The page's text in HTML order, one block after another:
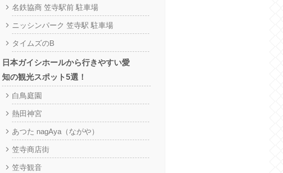
名鉄協商 笠寺駅前 駐車場
ニッシンパーク 笠寺駅 駐車場
タイムズのB
日本ガイシホールから行きやすい愛
知の観光スポット5選！
白鳥庭園
熱田神宮
あつた nagAya（ながや）
笠寺商店街
笠寺観音